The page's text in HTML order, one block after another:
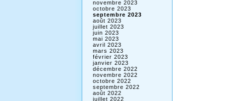
novembre 2023
octobre 2023
septembre 2023
août 2023
juillet 2023
juin 2023
mai 2023
avril 2023
mars 2023
février 2023
janvier 2023
décembre 2022
novembre 2022
octobre 2022
septembre 2022
août 2022
juillet 2022